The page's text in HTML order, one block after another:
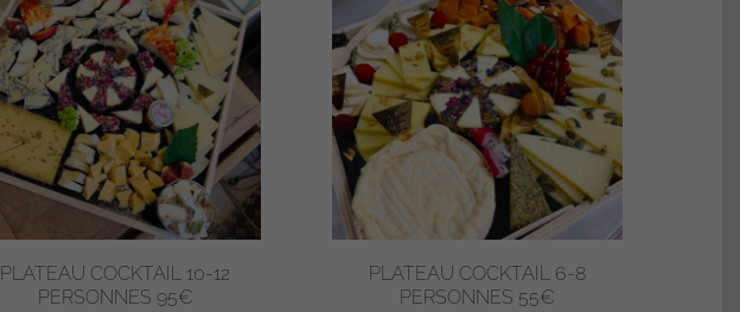
PLATEAU COCKTAIL 10-12
PERSONNES 95€
PLATEAU COCKTAIL 6-8
PERSONNES 55€